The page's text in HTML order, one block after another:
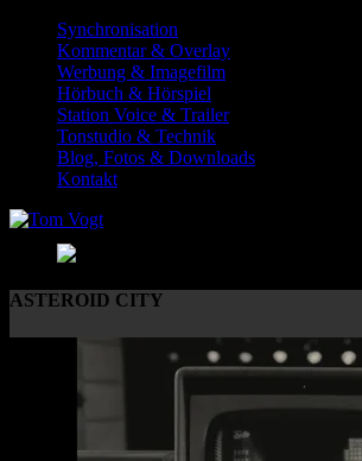
Synchronisation
Kommentar & Overlay
Werbung & Imagefilm
Hörbuch & Hörspiel
Station Voice & Trailer
Tonstudio & Technik
Blog, Fotos & Downloads
Kontakt
ASTEROID CITY